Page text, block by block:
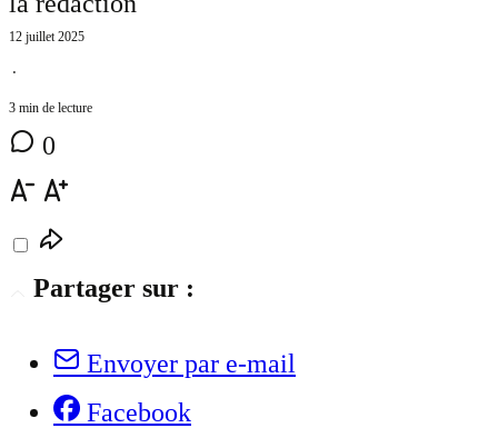
12 juillet 2025
⋅
3 min de lecture
0
Partager sur :
Envoyer par e-mail
Facebook